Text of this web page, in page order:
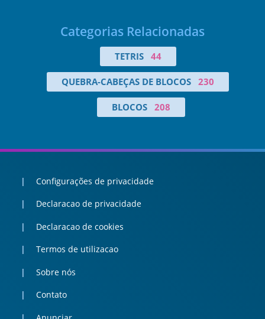
Categorias Relacionadas
TETRIS 44
QUEBRA-CABEÇAS DE BLOCOS 230
BLOCOS 208
Configurações de privacidade
Declaracao de privacidade
Declaracao de cookies
Termos de utilizacao
Sobre nós
Contato